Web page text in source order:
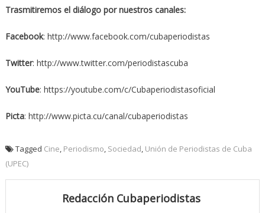
Trasmitiremos el diálogo por nuestros canales:
Facebook: http://www.facebook.com/cubaperiodistas
Twitter: http://www.twitter.com/periodistascuba
YouTube: https://youtube.com/c/Cubaperiodistasoficial
Picta: http://www.picta.cu/canal/cubaperiodistas
Tagged Cine, Periodismo, Sociedad, Unión de Periodistas de Cuba
(UPEC)
Redacción Cubaperiodistas